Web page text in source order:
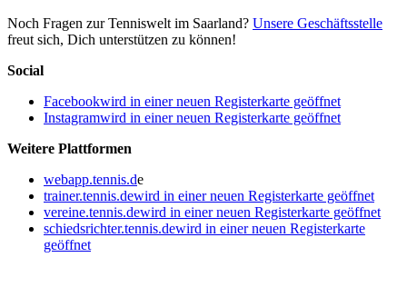
Noch Fragen zur Tenniswelt im Saarland? Unsere Geschäftsstelle
freut sich, Dich unterstützen zu können!
Social
Facebookwird in einer neuen Registerkarte geöffnet
Instagramwird in einer neuen Registerkarte geöffnet
Weitere Plattformen
webapp.tennis.de
trainer.tennis.dewird in einer neuen Registerkarte geöffnet
vereine.tennis.dewird in einer neuen Registerkarte geöffnet
schiedsrichter.tennis.dewird in einer neuen Registerkarte
geöffnet